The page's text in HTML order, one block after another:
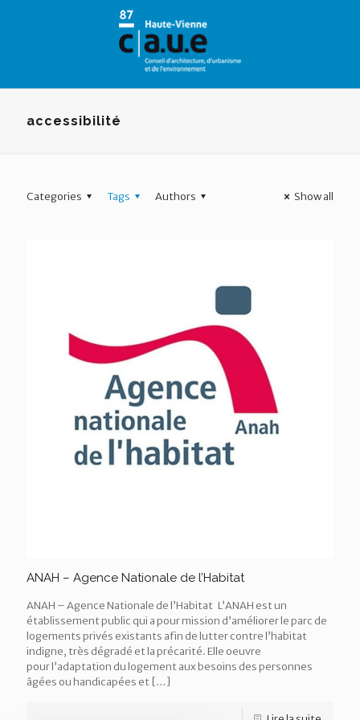
accessibilité
Categories Tags Authors Show all
ANAH – Agence Nationale de l’Habitat
ANAH – Agence Nationale de l’Habitat L’ANAH est un
établissement public qui a pour mission d’améliorer le parc de
logements privés existants afin de lutter contre l’habitat
indigne, très dégradé et la précarité. Elle oeuvre
pour l’adaptation du logement aux besoins des personnes
âgées ou handicapées et […]
Panneau de gestion des cookies